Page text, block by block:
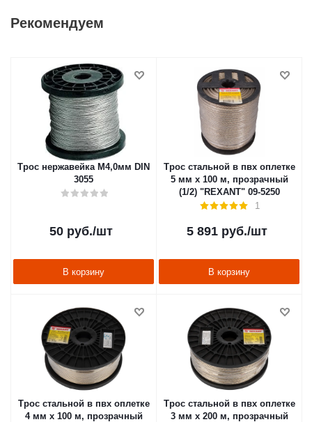
Рекомендуем
Трос нержавейка М4,0мм DIN
3055
50 руб./шт
В корзину
Трос стальной в пвх оплетке
5 мм х 100 м, прозрачный
(1/2) "REXANT" 09-5250
1
5 891руб./шт
В корзину
Трос стальной в пвх оплетке
4 мм х 100 м, прозрачный
Трос стальной в пвх оплетке
3 мм х 200 м, прозрачный